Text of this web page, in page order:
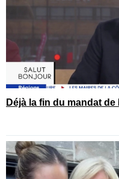
Déjà la fin du mandat